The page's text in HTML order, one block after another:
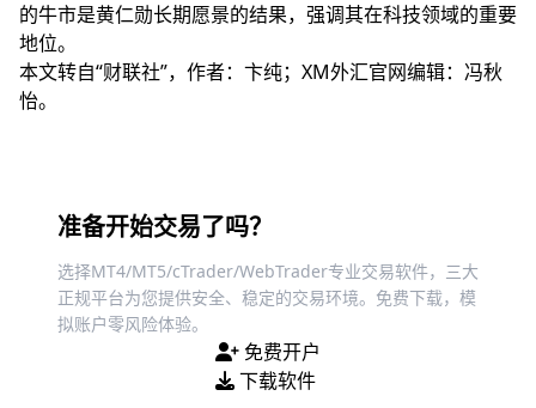
的牛市是黄仁勋长期愿景的结果，强调其在科技领域的重要
地位。
本文转自“财联社”，作者：卞纯；XM外汇官网编辑：冯秋
怡。
准备开始交易了吗？
选择MT4/MT5/cTrader/WebTrader专业交易软件，三大
正规平台为您提供安全、稳定的交易环境。免费下载，模
拟账户零风险体验。
免费开户
下载软件